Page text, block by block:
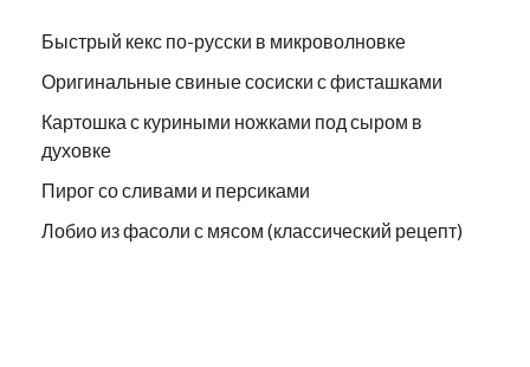
Быстрый кекс по-русски в микроволновке
Оригинальные свиные сосиски с фисташками
Картошка с куриными ножками под сыром в
духовке
Пирог со сливами и персиками
Лобио из фасоли с мясом (классический рецепт)